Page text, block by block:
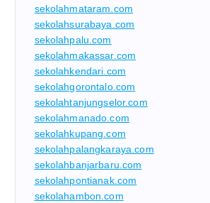
sekolahmataram.com
sekolahsurabaya.com
sekolahpalu.com
sekolahmakassar.com
sekolahkendari.com
sekolahgorontalo.com
sekolahtanjungselor.com
sekolahmanado.com
sekolahkupang.com
sekolahpalangkaraya.com
sekolahbanjarbaru.com
sekolahpontianak.com
sekolahambon.com